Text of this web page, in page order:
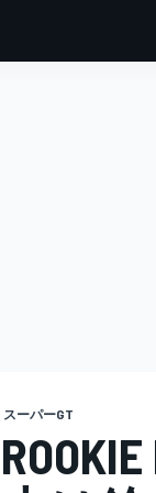
スーパーGT